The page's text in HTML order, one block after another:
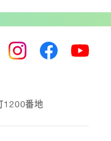
1200番地